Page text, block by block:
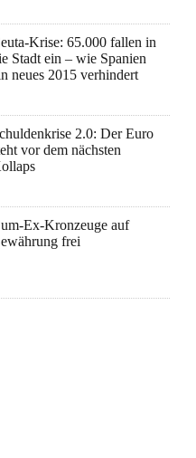
Krise: 65.000 fallen in
Stadt ein – wie Spanien
neues 2015 verhindert
2.0: Der Euro
vor dem nächsten
Ex-Kronzeuge auf
frei